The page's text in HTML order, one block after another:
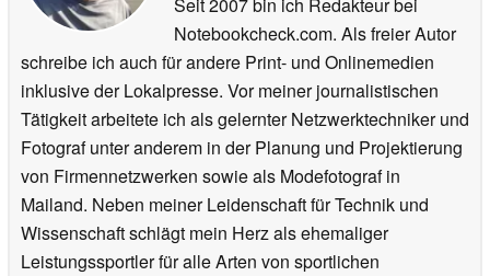
Notebookcheck.com. Als freier Autor
schreibe ich auch für andere Print- und Onlinemedien
inklusive der Lokalpresse. Vor meiner journalistischen
Tätigkeit arbeitete ich als gelernter Netzwerktechniker und
Fotograf unter anderem in der Planung und Projektierung
von Firmennetzwerken sowie als Modefotograf in
Mailand. Neben meiner Leidenschaft für Technik und
Wissenschaft schlägt mein Herz als ehemaliger
Leistungssportler für alle Arten von sportlichen